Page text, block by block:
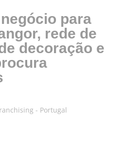
para
rede de
decoração e
- Portugal